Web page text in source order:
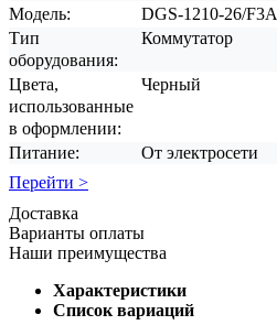
Модель:
DGS-1210-26/F3A
Тип
оборудования:
Коммутатор
Цвета,
использованные
в оформлении:
Черный
Питание:
От электросети
Перейти >
Доставка
Варианты оплаты
Наши преимущества
Характеристики
Список вариаций